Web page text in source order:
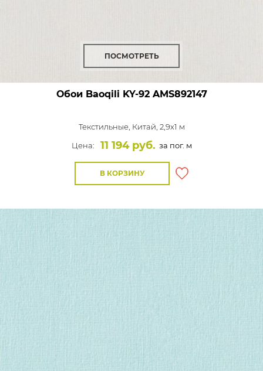
ПОСМОТРЕТЬ
Обои Baoqili KY-92AMS892147
Текстильные, Китай, 2,9x1 м
Цена:
11 194 руб. за пог. м
В КОРЗИНУ